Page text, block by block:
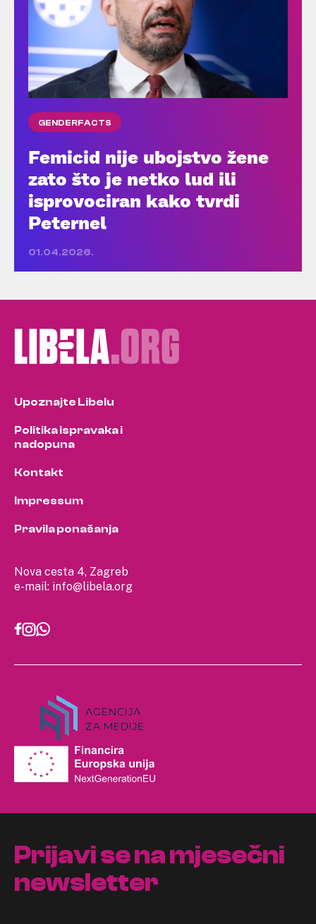
GENDERFACTS
Femicid nije ubojstvo žene
zato što je netko lud ili
isprovociran kako tvrdi
Peternel
01.04.2026.
Nova cesta 4, Zagreb
e-mail: info@libela.org
Upoznajte Libelu
Politika ispravaka i
nadopuna
Kontakt
Impressum
Pravila ponašanja
Prijavi se na mjesečni
newsletter